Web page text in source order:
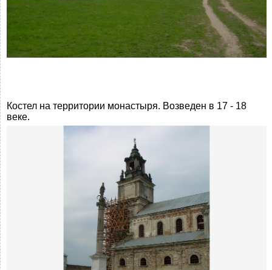
Костел на территории монастыря. Возведен в 17 - 18
веке.